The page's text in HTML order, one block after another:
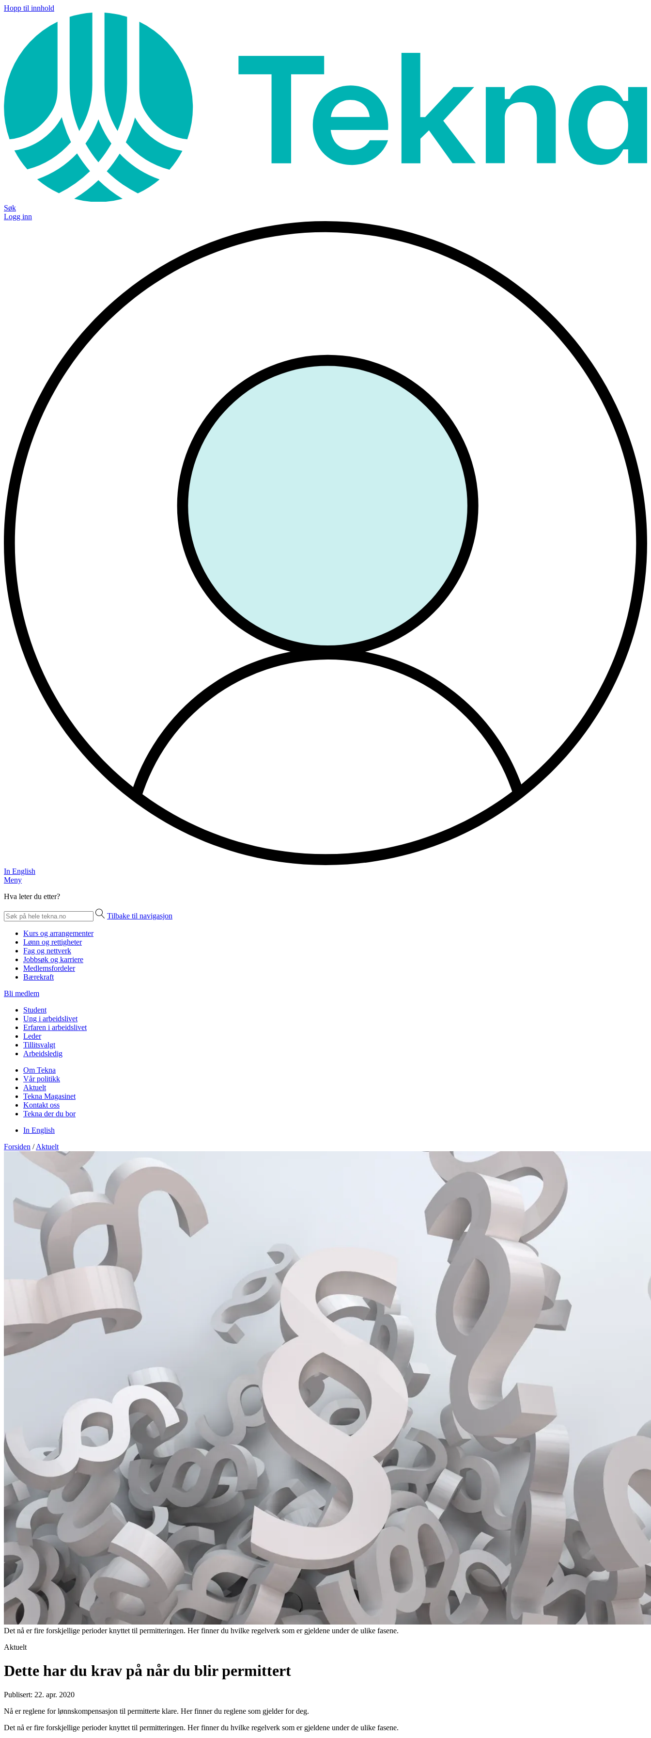
Hopp til innhold
Søk
Logg inn
In English
Meny
Hva leter du etter?
Tilbake til navigasjon
Kurs og arrangementer
Lønn og rettigheter
Fag og nettverk
Jobbsøk og karriere
Medlemsfordeler
Bærekraft
Bli medlem
Student
Ung i arbeidslivet
Erfaren i arbeidslivet
Leder
Tillitsvalgt
Arbeidsledig
Om Tekna
Vår politikk
Aktuelt
Tekna Magasinet
Kontakt oss
Tekna der du bor
In English
Forsiden / Aktuelt
Det nå er fire forskjellige perioder knyttet til permitteringen. Her finner du hvilke regelverk som er gjeldene under de ulike fasene.
Aktuelt
Dette har du krav på når du blir permittert
Publisert: 22. apr. 2020
Nå er reglene for lønnskompensasjon til permitterte klare. Her finner du reglene som gjelder for deg.
Det nå er fire forskjellige perioder knyttet til permitteringen. Her finner du hvilke regelverk som er gjeldene under de ulike fasene.